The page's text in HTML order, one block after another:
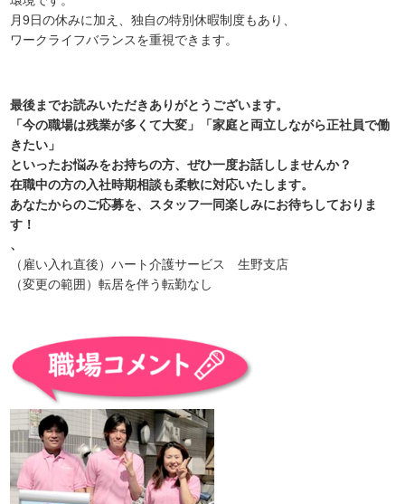
月9日の休みに加え、独自の特別休暇制度もあり、
ワークライフバランスを重視できます。
最後までお読みいただきありがとうございます。
「今の職場は残業が多くて大変」「家庭と両立しながら正社員で働
きたい」
といったお悩みをお持ちの方、ぜひ一度お話ししませんか？
在職中の方の入社時期相談も柔軟に対応いたします。
あなたからのご応募を、スタッフ一同楽しみにお待ちしておりま
す！
、
（雇い入れ直後）ハート介護サービス 生野支店
（変更の範囲）転居を伴う転勤なし